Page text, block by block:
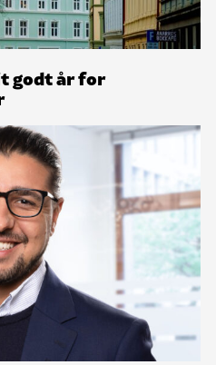
godt år for